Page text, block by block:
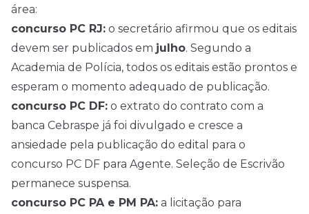
área:
concurso PC RJ: o secretário afirmou que os editais
devem ser publicados em julho. Segundo a
Academia de Polícia, todos os editais estão prontos e
esperam o momento adequado de publicação.
concurso PC DF: o extrato do contrato com a
banca Cebraspe já foi divulgado e cresce a
ansiedade pela publicação do edital para o
concurso PC DF para Agente. Seleção de Escrivão
permanece suspensa.
concurso PC PA e PM PA: a licitação para